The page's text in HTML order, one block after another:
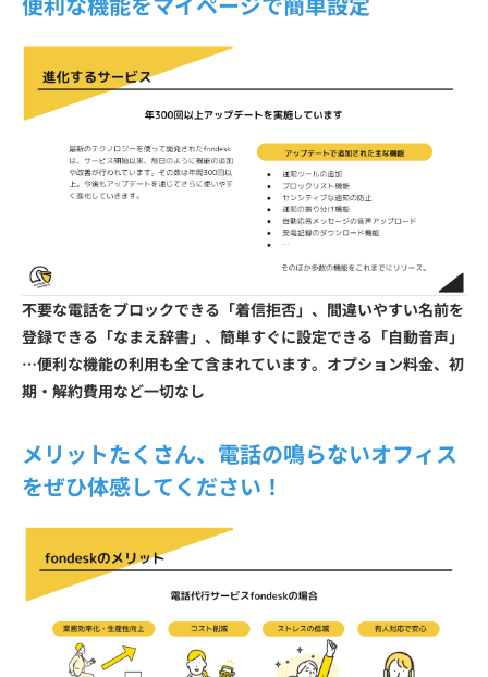
不要な電話をブロックできる「着信拒否」、間違いやすい名前を
登録できる「なまえ辞書」、簡単すぐに設定できる「自動音声」
…便利な機能の利用も全て含まれています。オプション料金、初
期・解約費用など一切なし
メリットたくさん、電話の鳴らないオフィス
をぜひ体感してください！